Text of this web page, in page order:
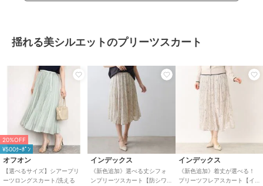
揺れる美シルエットのプリーツスカート
20%OFF
¥500ｸｰﾎﾟﾝ
オフオン
【選べるサイズ】シアープリ
ーツロングスカート/洗える
インデックス
《新色追加》選べる丈シフォ
ンプリーツスカート【防シワ
インデックス
《新色追加》着丈が選べる！
プリーツフレアスカート【イ